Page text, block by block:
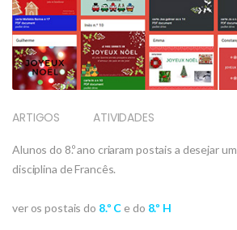
ARTIGOS ATIVIDADES
Alunos do 8.º ano criaram postais a desejar um
disciplina de Francês.
ver os postais do 8.º C e do 8.º H